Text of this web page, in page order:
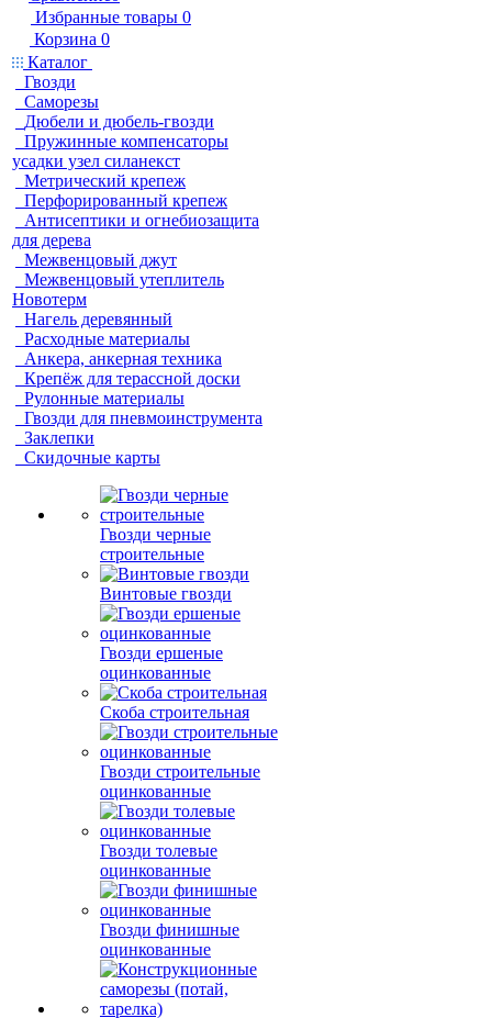
Избранные товары 0
Корзина 0
Каталог
Гвозди
Саморезы
Дюбели и дюбель-гвозди
Пружинные компенсаторы
усадки узел силанекст
Метрический крепеж
Перфорированный крепеж
Антисептики и огнебиозащита
для дерева
Межвенцовый джут
Межвенцовый утеплитель
Новотерм
Нагель деревянный
Расходные материалы
Анкера, анкерная техника
Крепёж для терассной доски
Рулонные материалы
Гвозди для пневмоинструмента
Заклепки
Скидочные карты
Гвозди черные
строительные
Винтовые гвозди
Гвозди ершеные
оцинкованные
Скоба строительная
Гвозди строительные
оцинкованные
Гвозди толевые
оцинкованные
Гвозди финишные
оцинкованные